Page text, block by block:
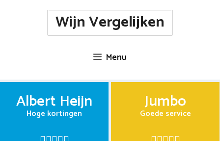
Wijn Vergelijken
Menu
Albert Heijn
Hoge kortingen
Jumbo
Goede service